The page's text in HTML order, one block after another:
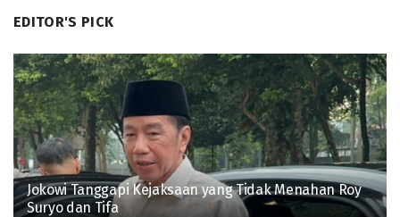
EDITOR'S PICK
Jokowi Tanggapi Kejaksaan yang Tidak Menahan Roy
Suryo dan Tifa